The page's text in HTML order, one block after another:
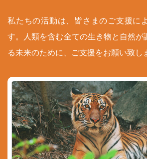
私たちの活動は、皆さまのご支援に
す。人類を含む全ての生き物と自然が
る未来のために、ご支援をお願い致し